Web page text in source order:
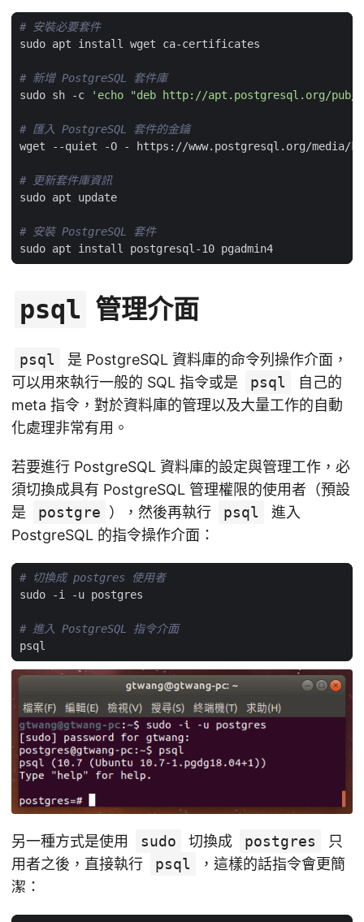
# 安裝必要套件
# 新增 PostgreSQL 套件庫
sudo sh -c
'echo "deb http://apt.postgresql.org/
# 匯入 PostgreSQL 套件的金鑰
wget --quiet -O - https://www.postgresql.org/media/
# 更新套件庫資訊
# 安裝 PostgreSQL 套件
psql 管理介面
psql
是 PostgreSQL 資料庫的命令列操作介面，
可以用來執行一般的 SQL 指令或是
psql
自己的
meta 指令，對於資料庫的管理以及大量工作的自動
化處理非常有用。
若要進行 PostgreSQL 資料庫的設定與管理工作，必
須切換成具有 PostgreSQL 管理權限的使用者（預設
是
postgre ），然後再執行 psql
進入
PostgreSQL 的指令操作介面：
# 切換成 postgres 使用者
# 進入 PostgreSQL 指令介面
另一種方式是使用 sudo 切換成 postgres
只
用者之後，直接執行
psql
，這樣的話指令會更簡
潔：